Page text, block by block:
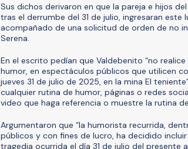
Sus dichos derivaron en que la pareja e hijos
tras el derrumbe del 31 de julio, ingresaran
acompañado de una solicitud de orden de no
Serena.
En el escrito pedían que Valdebenito “no
humor, en espectáculos públicos que utilicen
jueves 31 de julio de 2025, en la mina El
cualquier rutina de humor, páginas o redes
video que haga referencia o muestre la rutina
Argumentaron que “la humorista recurrida,
públicos y con fines de lucro, ha decidido
tragedia ocurrida el día 31 de julio del presente